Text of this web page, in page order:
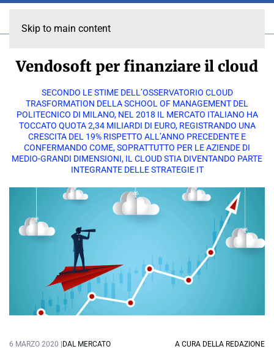
Skip to main content
Vendosoft per finanziare il cloud
SECONDO LE STIME DELL’OSSERVATORIO CLOUD
TRASFORMATION DELLA SCHOOL OF MANAGEMENT DEL
POLITECNICO DI MILANO, NEL 2018 IL MERCATO ITALIANO HA
TOCCATO QUOTA 2,34 MILIARDI DI EURO, REGISTRANDO UNA
CRESCITA DEL 19% RISPETTO ALL’ANNO PRECEDENTE E
CONFERMANDO COME, SOPRATTUTTO PER LE AZIENDE DI
MEDIO-GRANDI DIMENSIONI, IL CLOUD STIA DIVENTANDO PARTE
INTEGRANTE DELLE STRATEGIE IT
6 MARZO 2020 | DAL MERCATO A CURA DELLA REDAZIONE